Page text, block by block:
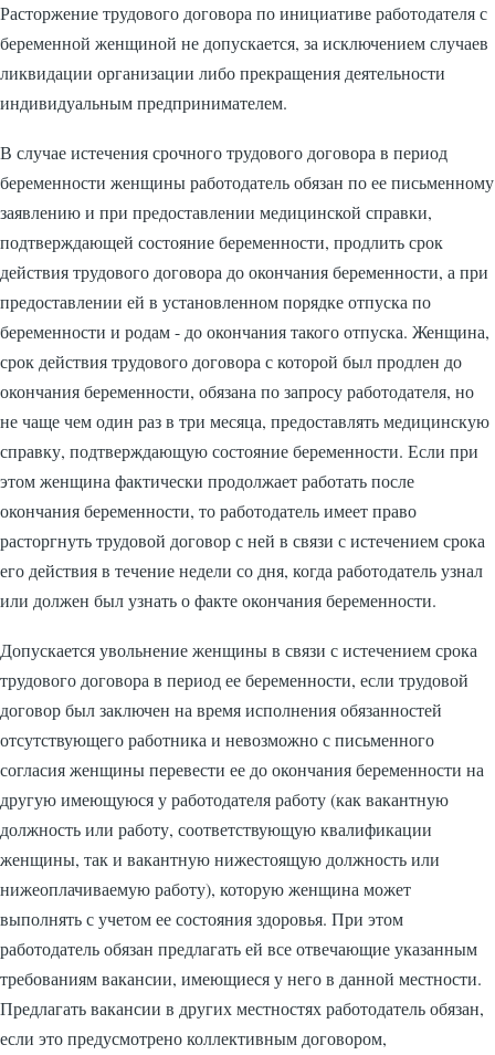
Расторжение трудового договора по инициативе работодателя с
беременной женщиной не допускается, за исключением случаев
ликвидации организации либо прекращения деятельности
индивидуальным предпринимателем.
В случае истечения срочного трудового договора в период
беременности женщины работодатель обязан по ее письменному
заявлению и при предоставлении медицинской справки,
подтверждающей состояние беременности, продлить срок
действия трудового договора до окончания беременности, а при
предоставлении ей в установленном порядке отпуска по
беременности и родам - до окончания такого отпуска. Женщина,
срок действия трудового договора с которой был продлен до
окончания беременности, обязана по запросу работодателя, но
не чаще чем один раз в три месяца, предоставлять медицинскую
справку, подтверждающую состояние беременности. Если при
этом женщина фактически продолжает работать после
окончания беременности, то работодатель имеет право
расторгнуть трудовой договор с ней в связи с истечением срока
его действия в течение недели со дня, когда работодатель узнал
или должен был узнать о факте окончания беременности.
Допускается увольнение женщины в связи с истечением срока
трудового договора в период ее беременности, если трудовой
договор был заключен на время исполнения обязанностей
отсутствующего работника и невозможно с письменного
согласия женщины перевести ее до окончания беременности на
другую имеющуюся у работодателя работу (как вакантную
должность или работу, соответствующую квалификации
женщины, так и вакантную нижестоящую должность или
нижеоплачиваемую работу), которую женщина может
выполнять с учетом ее состояния здоровья. При этом
работодатель обязан предлагать ей все отвечающие указанным
требованиям вакансии, имеющиеся у него в данной местности.
Предлагать вакансии в других местностях работодатель обязан,
если это предусмотрено коллективным договором,